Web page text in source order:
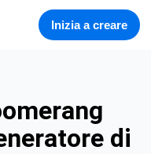
Inizia a creare
di